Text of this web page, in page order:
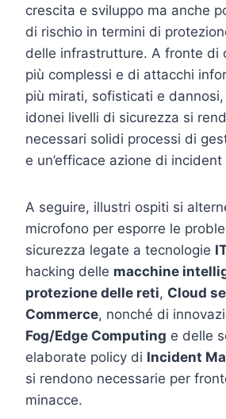
crescita e sviluppo ma anche
di rischio in termini di
delle infrastrutture. A fronte di
più complessi e di attacchi
più mirati, sofisticati e
idonei livelli di sicurezza si
necessari solidi processi di
e un’efficace azione di
A seguire, illustri ospiti si
microfono per esporre le
sicurezza legate a tecnologie
hacking delle macchine
protezione delle reti, Cloud
Commerce, nonché di
Fog/Edge Computing e delle
elaborate policy di Incident
si rendono necessarie per
minacce.